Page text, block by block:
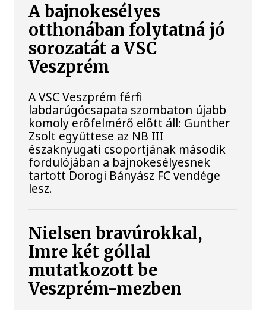
A bajnokesélyes
otthonában folytatná jó
sorozatát a VSC
Veszprém
A VSC Veszprém férfi
labdarúgócsapata szombaton újabb
komoly erőfelmérő előtt áll: Gunther
Zsolt együttese az NB III
északnyugati csoportjának második
fordulójában a bajnokesélyesnek
tartott Dorogi Bányász FC vendége
lesz.
Nielsen bravúrokkal,
Imre két góllal
mutatkozott be
Veszprém-mezben